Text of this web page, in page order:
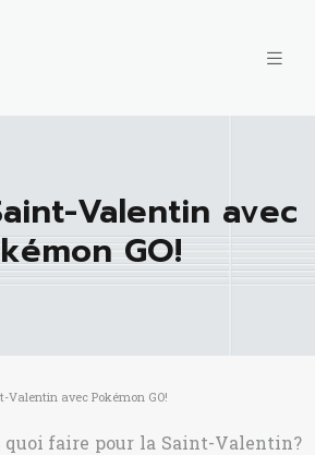
Valentin avec
GO!
Valentin avec Pokémon GO!
quoi faire pour la Saint-Valentin?